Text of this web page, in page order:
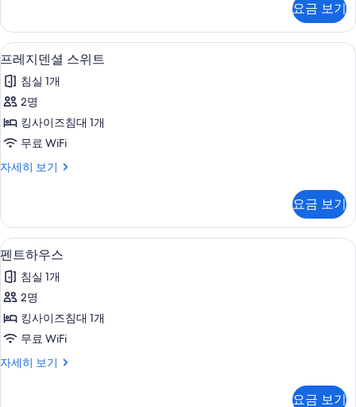
기
기
기
세
히
보
요금 보기
프
레
지
덴
셜
위
사
진
모
두
보
기
프레지덴셜 스위트 | 고급 침구, 미니바
5
프레지덴셜 스위트
침실 1개
2명
킹사이즈침대 1개
무료 WiFi
자세히 보기
프
셜
스
위
자
세
보
기
요금 보기
펜
트
하
우
스
진
펜트하우스 | 고급 침구, 미니바, 객실
5
펜트하우스
침실 1개
2명
킹사이즈침대 1개
무료 WiFi
자세히 보기
펜
요금 보기